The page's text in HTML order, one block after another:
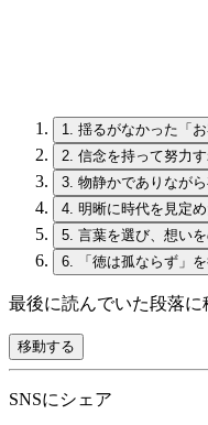
1. 揺るがなかった「
2. 信念を持って努力
3. 物静かでありなが
4. 明晰に時代を見定
5. 言葉を選び、想い
6.
「徳は孤ならず」
最後に読んでいた段落に
移動する
SNSにシェア